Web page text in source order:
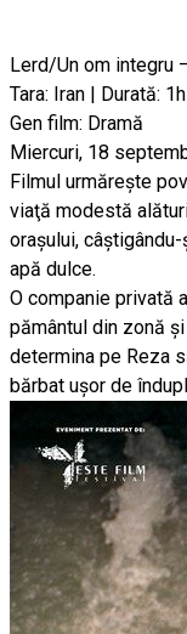
Lerd/Un om integru
Tara: Iran | Durată:
Gen film: Dramă
Miercuri, 18
Filmul urmăreşte
viaţă modestă
oraşului,
apă dulce.
O companie privată
pământul din zonă
determina pe Reza
bărbat uşor de